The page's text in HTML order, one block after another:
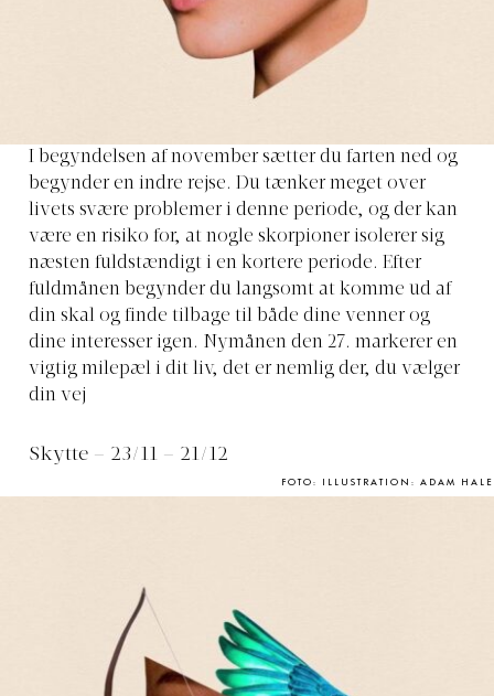
I begyndelsen af ​​november sætter du farten ned og
begynder en indre rejse. Du tænker meget over
livets svære problemer i denne periode, og der kan
være en risiko for, at nogle skorpioner isolerer sig
næsten fuldstændigt i en kortere periode. Efter
fuldmånen begynder du langsomt at komme ud af
din skal og finde tilbage til både dine venner og
dine interesser igen. Nymånen den 27. markerer en
vigtig milepæl i dit liv, det er nemlig der, du vælger
din vej
Skytte – 23/11 – 21/12
FOTO: ILLUSTRATION: ADAM HALE